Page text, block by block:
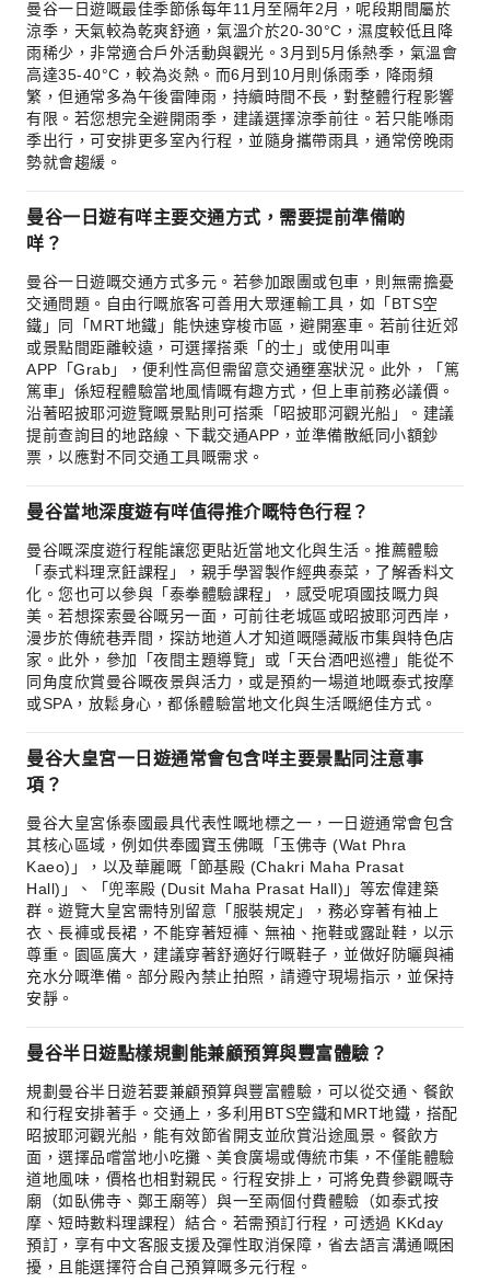
曼谷一日遊嘅最佳季節係每年11月至隔年2月，呢段期間屬於
涼季，天氣較為乾爽舒適，氣溫介於20-30°C，濕度較低且降
雨稀少，非常適合戶外活動與觀光。3月到5月係熱季，氣溫會
高達35-40°C，較為炎熱。而6月到10月則係雨季，降雨頻
繁，但通常多為午後雷陣雨，持續時間不長，對整體行程影響
有限。若您想完全避開雨季，建議選擇涼季前往。若只能喺雨
季出行，可安排更多室內行程，並隨身攜帶雨具，通常傍晚雨
勢就會趨緩。
曼谷一日遊有咩主要交通方式，需要提前準備啲
咩？
曼谷一日遊嘅交通方式多元。若參加跟團或包車，則無需擔憂
交通問題。自由行嘅旅客可善用大眾運輸工具，如「BTS空
鐵」同「MRT地鐵」能快速穿梭市區，避開塞車。若前往近郊
或景點間距離較遠，可選擇搭乘「的士」或使用叫車
APP「Grab」，便利性高但需留意交通壅塞狀況。此外，「篤
篤車」係短程體驗當地風情嘅有趣方式，但上車前務必議價。
沿著昭披耶河遊覽嘅景點則可搭乘「昭披耶河觀光船」。建議
提前查詢目的地路線、下載交通APP，並準備散紙同小額鈔
票，以應對不同交通工具嘅需求。
曼谷當地深度遊有咩值得推介嘅特色行程？
曼谷嘅深度遊行程能讓您更貼近當地文化與生活。推薦體驗
「泰式料理烹飪課程」，親手學習製作經典泰菜，了解香料文
化。您也可以參與「泰拳體驗課程」，感受呢項國技嘅力與
美。若想探索曼谷嘅另一面，可前往老城區或昭披耶河西岸，
漫步於傳統巷弄間，探訪地道人才知道嘅隱藏版市集與特色店
家。此外，參加「夜間主題導覽」或「天台酒吧巡禮」能從不
同角度欣賞曼谷嘅夜景與活力，或是預約一場道地嘅泰式按摩
或SPA，放鬆身心，都係體驗當地文化與生活嘅絕佳方式。
曼谷大皇宮一日遊通常會包含咩主要景點同注意事
項？
曼谷大皇宮係泰國最具代表性嘅地標之一，一日遊通常會包含
其核心區域，例如供奉國寶玉佛嘅「玉佛寺 (Wat Phra
Kaeo)」，以及華麗嘅「節基殿 (Chakri Maha Prasat
Hall)」、「兜率殿 (Dusit Maha Prasat Hall)」等宏偉建築
群。遊覽大皇宮需特別留意「服裝規定」，務必穿著有袖上
衣、長褲或長裙，不能穿著短褲、無袖、拖鞋或露趾鞋，以示
尊重。園區廣大，建議穿著舒適好行嘅鞋子，並做好防曬與補
充水分嘅準備。部分殿內禁止拍照，請遵守現場指示，並保持
安靜。
曼谷半日遊點樣規劃能兼顧預算與豐富體驗？
規劃曼谷半日遊若要兼顧預算與豐富體驗，可以從交通、餐飲
和行程安排著手。交通上，多利用BTS空鐵和MRT地鐵，搭配
昭披耶河觀光船，能有效節省開支並欣賞沿途風景。餐飲方
面，選擇品嚐當地小吃攤、美食廣場或傳統市集，不僅能體驗
道地風味，價格也相對親民。行程安排上，可將免費參觀嘅寺
廟（如臥佛寺、鄭王廟等）與一至兩個付費體驗（如泰式按
摩、短時數料理課程）結合。若需預訂行程，可透過 KKday
預訂，享有中文客服支援及彈性取消保障，省去語言溝通嘅困
擾，且能選擇符合自己預算嘅多元行程。